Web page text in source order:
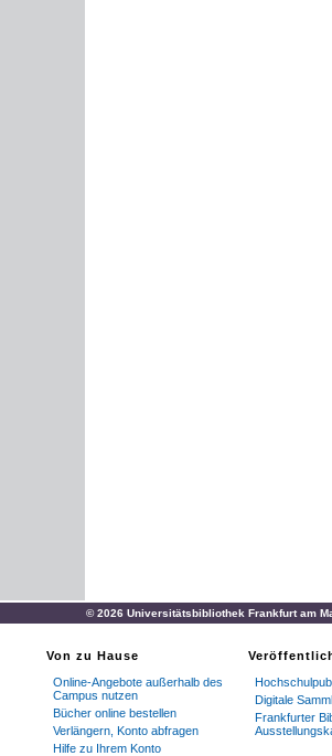
© 2026 Universitätsbibliothek Frankfurt am
Von zu Hause
Online-Angebote außerhalb des
Campus nutzen
Bücher online bestellen
Verlängern, Konto abfragen
Hilfe zu Ihrem Konto
Digitale
Frankfurter